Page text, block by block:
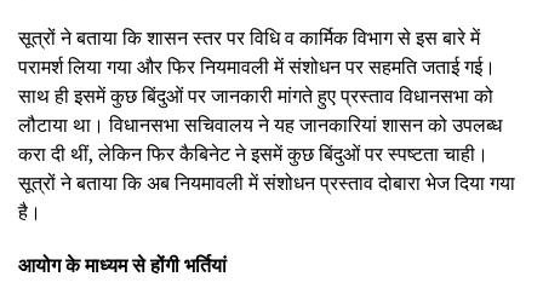
सूत्रों ने बताया कि शासन स्तर पर विधि व कार्मिक विभाग से इस बारे में
परामर्श लिया गया और फिर नियमावली में संशोधन पर सहमति जताई गई।
साथ ही इसमें कुछ बिंदुओं पर जानकारी मांगते हुए प्रस्ताव विधानसभा को
लौटाया था। विधानसभा सचिवालय ने यह जानकारियां शासन को उपलब्ध
करा दी थीं, लेकिन फिर कैबिनेट ने इसमें कुछ बिंदुओं पर स्पष्टता चाही।
सूत्रों ने बताया कि अब नियमावली में संशोधन प्रस्ताव दोबारा भेज दिया गया
है।
आयोग के माध्यम से होंगी भर्तियां